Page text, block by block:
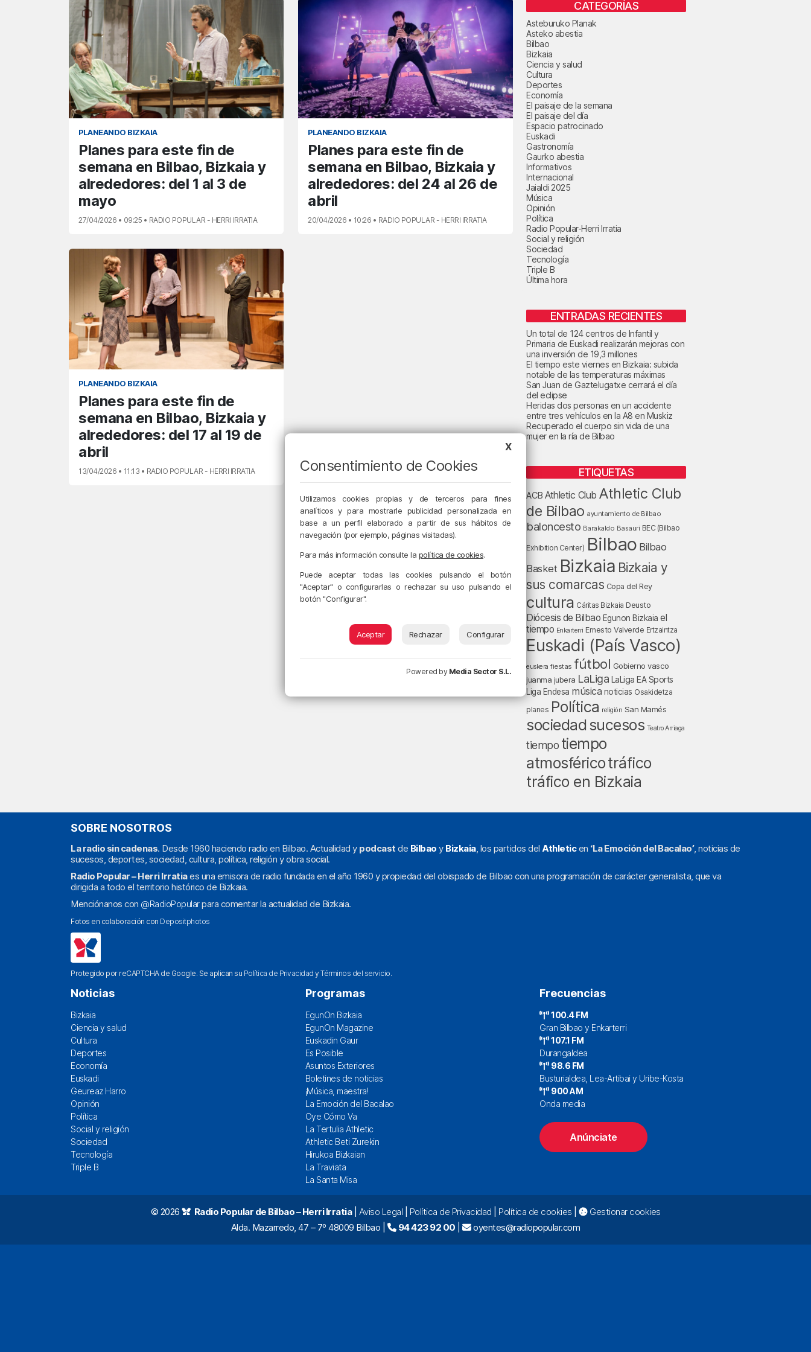
PLANEANDO BIZKAIA
Planes para este fin de
semana en Bilbao, Bizkaia y
alrededores: del 1 al 3 de
mayo
27/04/2026 • 09:25 • RADIO POPULAR - HERRI IRRATIA
PLANEANDO BIZKAIA
Planes para este fin de
semana en Bilbao, Bizkaia y
alrededores: del 24 al 26 de
abril
20/04/2026 • 10:26 • RADIO POPULAR - HERRI IRRATIA
PLANEANDO BIZKAIA
Planes para este fin de
semana en Bilbao, Bizkaia y
alrededores: del 17 al 19 de
abril
13/04/2026 • 11:13 • RADIO POPULAR - HERRI IRRATIA
CATEGORÍAS
Asteburuko Planak
Asteko abestia
Bilbao
Bizkaia
Ciencia y salud
Cultura
Deportes
Economía
El paisaje de la semana
El paisaje del día
Espacio patrocinado
Euskadi
Gastronomía
Gaurko abestia
Informativos
Internacional
Jaialdi 2025
Música
Opinión
Política
Radio Popular-Herri Irratia
Social y religión
Sociedad
Tecnología
Triple B
Última hora
ENTRADAS RECIENTES
Un total de 124 centros de Infantil y
Primaria de Euskadi realizarán mejoras con
una inversión de 19,3 millones
El tiempo este viernes en Bizkaia: subida
notable de las temperaturas máximas
San Juan de Gaztelugatxe cerrará el día
del eclipse
Heridas dos personas en un accidente
entre tres vehículos en la A8 en Muskiz
Recuperado el cuerpo sin vida de una
mujer en la ría de Bilbao
ETIQUETAS
ACB Athletic Club Athletic Club
de Bilbao ayuntamiento de Bilbao
baloncesto Barakaldo Basauri BEC (Bilbao
Exhibition Center) Bilbao Bilbao
Basket Bizkaia Bizkaia y
sus comarcas Copa del Rey
cultura Cáritas Bizkaia Deusto
Diócesis de Bilbao Egunon Bizkaia el
tiempo Enkarterri Ernesto Valverde Ertzaintza
Euskadi (País Vasco)
euskera fiestas fútbol Gobierno vasco
juanma jubera LaLiga LaLiga EA Sports
Liga Endesa música noticias Osakidetza
planes Política religión San Mamés
sociedad sucesos Teatro Arriaga
tiempo tiempo
atmosféricotráfico
tráfico en Bizkaia
SOBRE NOSOTROS
La radio sin cadenas. Desde 1960 haciendo radio en Bilbao. Actualidad y podcast de Bilbao y Bizkaia, los partidos del Athleticen ‘La Emoción del Bacalao’, noticias de
sucesos, deportes, sociedad, cultura, política, religión y obra social.
Radio Popular – Herri Irratiaes una emisora de radio fundada en el año 1960 y propiedad del obispado de Bilbao con una programación de carácter generalista, que va
dirigida a todo el territorio histórico de Bizkaia.
Menciónanos con @RadioPopularpara comentar la actualidad de Bizkaia.
Fotos en colaboración con Depositphotos
Protegido por reCAPTCHA de Google. Se aplican su Política de Privacidad yTérminos del servicio.
Noticias
Bizkaia
Ciencia y salud
Cultura
Deportes
Economía
Euskadi
Geureaz Harro
Opinión
Política
Social y religión
Sociedad
Tecnología
Triple B
Programas
EgunOn Bizkaia
EgunOn Magazine
Euskadin Gaur
Es Posible
Asuntos Exteriores
Boletines de noticias
¡Música, maestra!
La Emoción del Bacalao
Oye Cómo Va
La Tertulia Athletic
Athletic Beti Zurekin
Hirukoa Bizkaian
La Traviata
La Santa Misa
Frecuencias
100.4 FM
Gran Bilbao y Enkarterri
107.1 FM
Durangaldea
98.6 FM
Busturialdea, Lea-Artibai y Uribe-Kosta
900 AM
Onda media
Anúnciate
© 2026 Radio Popular de Bilbao – Herri Irratia| Aviso Legal Política de Privacidad Política de cookies
Gestionar cookies
Alda. Mazarredo, 47 – 7º 48009 Bilbao |
94 423 92 00 | oyentes@radiopopular.com
X
Consentimiento de Cookies
Utilizamos cookies propias y de terceros para fines
analíticos y para mostrarle publicidad personalizada en
base a un perfil elaborado a partir de sus hábitos de
navegación (por ejemplo, páginas visitadas).
Para más información consulte la política de cookies.
Puede aceptar todas las cookies pulsando el botón
"Aceptar" o configurarlas o rechazar su uso pulsando el
botón "Configurar".
Aceptar Rechazar Configurar
Powered by Media Sector S.L.